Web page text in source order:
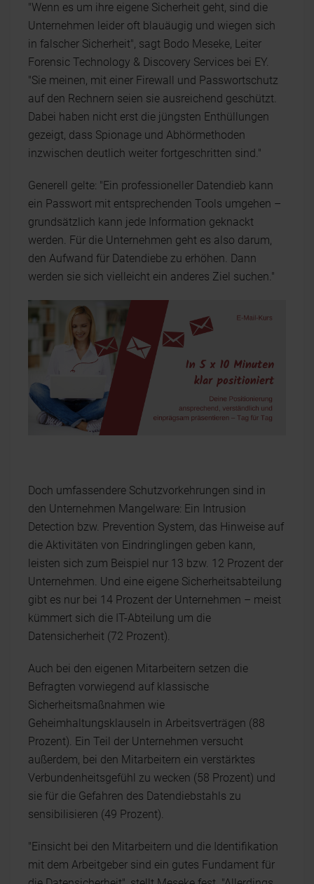
"Wenn es um ihre eigene Sicherheit geht, sind die
Unternehmen leider oft blauäugig und wiegen sich
in falscher Sicherheit", sagt Bodo Meseke, Leiter
Forensic Technology & Discovery Services bei EY.
"Sie meinen, mit einer Firewall und Passwortschutz
auf den Rechnern seien sie ausreichend geschützt.
Dabei haben nicht erst die jüngsten Enthüllungen
gezeigt, dass Spionage und Abhörmethoden
inzwischen deutlich weiter fortgeschritten sind."
Generell gelte: "Ein professioneller Datendieb kann
ein Passwort mit entsprechenden Tools umgehen –
grundsätzlich kann jede Information geknackt
werden. Für die Unternehmen geht es also darum,
den Aufwand für Datendiebe zu erhöhen. Dann
werden sie sich vielleicht ein anderes Ziel suchen."
Doch umfassendere Schutzvorkehrungen sind in
den Unternehmen Mangelware: Ein Intrusion
Detection bzw. Prevention System, das Hinweise auf
die Aktivitäten von Eindringlingen geben kann,
leisten sich zum Beispiel nur 13 bzw. 12 Prozent der
Unternehmen. Und eine eigene Sicherheitsabteilung
gibt es nur bei 14 Prozent der Unternehmen – meist
kümmert sich die IT-Abteilung um die
Datensicherheit (72 Prozent).
Auch bei den eigenen Mitarbeitern setzen die
Befragten vorwiegend auf klassische
Sicherheitsmaßnahmen wie
Geheimhaltungsklauseln in Arbeitsverträgen (88
Prozent). Ein Teil der Unternehmen versucht
außerdem, bei den Mitarbeitern ein verstärktes
Verbundenheitsgefühl zu wecken (58 Prozent) und
sie für die Gefahren des Datendiebstahls zu
sensibilisieren (49 Prozent).
"Einsicht bei den Mitarbeitern und die Identifikation
mit dem Arbeitgeber sind ein gutes Fundament für